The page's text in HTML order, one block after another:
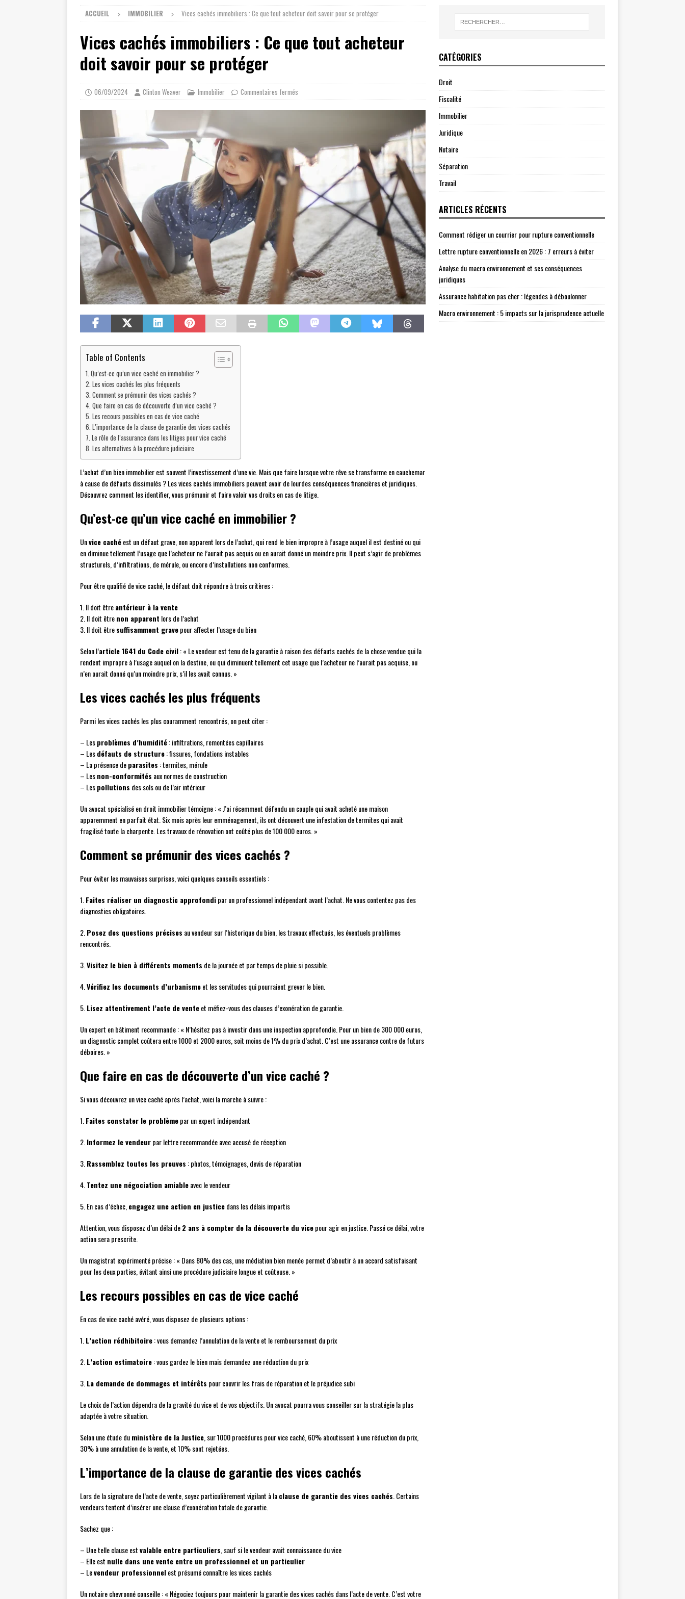
ACCUEIL IMMOBILIER Vices cachés immobiliers : Ce que tout acheteur doit savoir pour se protéger
Vices cachés immobiliers : Ce que tout acheteur
doit savoir pour se protéger
06/09/2024 Clinton Weaver Immobilier Commentaires fermés
Table of Contents
Qu’est-ce qu’un vice caché en immobilier ?
Les vices cachés les plus fréquents
Comment se prémunir des vices cachés ?
Que faire en cas de découverte d’un vice caché ?
Les recours possibles en cas de vice caché
L’importance de la clause de garantie des vices cachés
Le rôle de l’assurance dans les litiges pour vice caché
Les alternatives à la procédure judiciaire
L’achat d’un bien immobilier est souvent l’investissement d’une vie. Mais que faire lorsque votre rêve se transforme en cauchemar
à cause de défauts dissimulés ? Les vices cachés immobiliers peuvent avoir de lourdes conséquences financières et juridiques.
Découvrez comment les identifier, vous prémunir et faire valoir vos droits en cas de litige.
Qu’est-ce qu’un vice caché en immobilier ?
Unvice cachéest un défaut grave, non apparent lors de l’achat, qui rend le bien impropre à l’usage auquel il est destiné ou qui
en diminue tellement l’usage que l’acheteur ne l’aurait pas acquis ou en aurait donné un moindre prix. Il peut s’agir de problèmes
structurels, d’infiltrations, de mérule, ou encore d’installations non conformes.
Pour être qualifié de vice caché, le défaut doit répondre à trois critères :
1. Il doit êtreantérieur à la vente
2. Il doit êtrenon apparent lors de l’achat
3. Il doit êtresuffisamment gravepour affecter l’usage du bien
Selon l’article 1641 du Code civil: « Le vendeur est tenu de la garantie à raison des défauts cachés de la chose vendue qui la
rendent impropre à l’usage auquel on la destine, ou qui diminuent tellement cet usage que l’acheteur ne l’aurait pas acquise, ou
n’en aurait donné qu’un moindre prix, s’il les avait connus. »
Les vices cachés les plus fréquents
Parmi les vices cachés les plus couramment rencontrés, on peut citer :
– Lesproblèmes d’humidité: infiltrations, remontées capillaires
– Lesdéfauts de structure: fissures, fondations instables
– La présence deparasites : termites, mérule
– Lesnon-conformités aux normes de construction
– Lespollutions des sols ou de l’air intérieur
Un avocat spécialisé en droit immobilier témoigne : « J’ai récemment défendu un couple qui avait acheté une maison
apparemment en parfait état. Six mois après leur emménagement, ils ont découvert une infestation de termites qui avait
fragilisé toute la charpente. Les travaux de rénovation ont coûté plus de 100 000 euros. »
Comment se prémunir des vices cachés ?
Pour éviter les mauvaises surprises, voici quelques conseils essentiels :
1. Faites réaliser un diagnostic approfondipar un professionnel indépendant avant l’achat. Ne vous contentez pas des
diagnostics obligatoires.
2. Posez des questions précises au vendeur sur l’historique du bien, les travaux effectués, les éventuels problèmes
rencontrés.
3. Visitez le bien à différents moments de la journée et par temps de pluie si possible.
4. Vérifiez les documents d’urbanismeet les servitudes qui pourraient grever le bien.
5. Lisez attentivement l’acte de venteet méfiez-vous des clauses d’exonération de garantie.
Un expert en bâtiment recommande : « N’hésitez pas à investir dans une inspection approfondie. Pour un bien de 300 000 euros,
un diagnostic complet coûtera entre 1000 et 2000 euros, soit moins de 1% du prix d’achat. C’est une assurance contre de futurs
déboires. »
Que faire en cas de découverte d’un vice caché ?
Si vous découvrez un vice caché après l’achat, voici la marche à suivre :
1. Faites constater le problèmepar un expert indépendant
2. Informez le vendeurpar lettre recommandée avec accusé de réception
3. Rassemblez toutes les preuves : photos, témoignages, devis de réparation
4. Tentez une négociation amiableavec le vendeur
5. En cas d’échec, engagez une action en justicedans les délais impartis
Attention, vous disposez d’un délai de2 ans à compter de la découverte du vicepour agir en justice. Passé ce délai, votre
action sera prescrite.
Un magistrat expérimenté précise : « Dans 80% des cas, une médiation bien menée permet d’aboutir à un accord satisfaisant
pour les deux parties, évitant ainsi une procédure judiciaire longue et coûteuse. »
Les recours possibles en cas de vice caché
En cas de vice caché avéré, vous disposez de plusieurs options :
1. L’action rédhibitoire: vous demandez l’annulation de la vente et le remboursement du prix
2. L’action estimatoire: vous gardez le bien mais demandez une réduction du prix
3. La demande de dommages et intérêts pour couvrir les frais de réparation et le préjudice subi
Le choix de l’action dépendra de la gravité du vice et de vos objectifs. Un avocat pourra vous conseiller sur la stratégie la plus
adaptée à votre situation.
Selon une étude duministère de la Justice , sur 1000 procédures pour vice caché, 60% aboutissent à une réduction du prix,
30% à une annulation de la vente, et 10% sont rejetées.
L’importance de la clause de garantie des vices cachés
Lors de la signature de l’acte de vente, soyez particulièrement vigilant à laclause de garantie des vices cachés . Certains
vendeurs tentent d’insérer une clause d’exonération totale de garantie.
Sachez que :
– Une telle clause estvalable entre particuliers , sauf si le vendeur avait connaissance du vice
– Elle est nulle dans une vente entre un professionnel et un particulier
– Levendeur professionnelest présumé connaître les vices cachés
Un notaire chevronné conseille : « Négociez toujours pour maintenir la garantie des vices cachés dans l’acte de vente. C’est votre
CATÉGORIES
Droit
Fiscalité
Immobilier
Juridique
Notaire
Séparation
Travail
ARTICLES RÉCENTS
Comment rédiger un courrier pour rupture conventionnelle
Lettre rupture conventionnelle en 2026 : 7 erreurs à éviter
Analyse du macro environnement et ses conséquences
juridiques
Assurance habitation pas cher : légendes à déboulonner
Macro environnement : 5 impacts sur la jurisprudence actuelle